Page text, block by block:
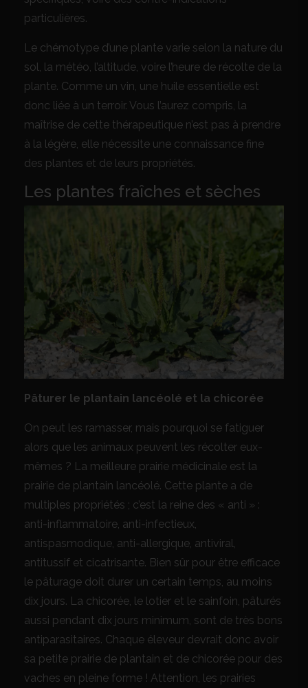
particulières.
Le chémotype d’une plante varie selon la nature du
sol, la météo, l’altitude, voire l’heure de récolte de la
plante. Comme un vin, une huile essentielle est
donc liée à un terroir. Vous l’aurez compris, la
maîtrise de cette thérapeutique n’est pas à prendre
à la légère, elle nécessite une connaissance fine
des plantes et de leurs propriétés.
Les plantes fraîches et sèches
Pâturer le plantain lancéolé et la chicorée
On peut les ramasser, mais pourquoi se fatiguer
alors que les animaux peuvent les récolter eux-
mêmes ? La meilleure prairie médicinale est la
prairie de plantain lancéolé. Cette plante a de
multiples propriétés ; c’est la reine des « anti » :
anti-inflammatoire, anti-infectieux,
antispasmodique, anti-allergique, antiviral,
antitussif et cicatrisante. Bien sûr pour être efficace
le pâturage doit durer un certain temps, au moins
dix jours. La chicorée, le lotier et le sainfoin, pâturés
aussi pendant dix jours minimum, sont de très bons
antiparasitaires. Chaque éleveur devrait donc avoir
sa petite prairie de plantain et de chicorée pour des
vaches en pleine forme ! Attention, les prairies